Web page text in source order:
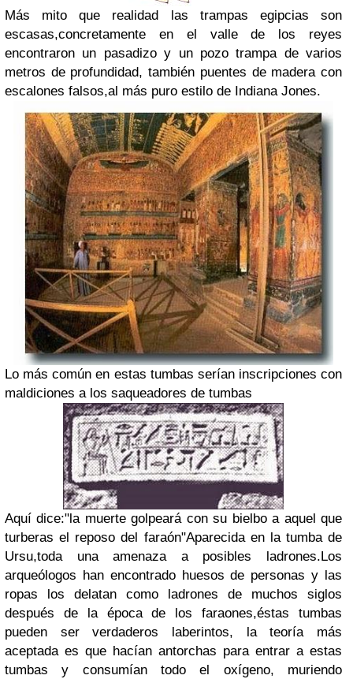
Más mito que realidad las trampas egipcias son
escasas,concretamente en el valle de los reyes
encontraron un pasadizo y un pozo trampa de varios
metros de profundidad, también puentes de madera con
escalones falsos,al más puro estilo de Indiana Jones.
Lo más común en estas tumbas serían inscripciones con
maldiciones a los saqueadores de tumbas
Aquí dice:"la muerte golpeará con su bielbo a aquel que
turberas el reposo del faraón"Aparecida en la tumba de
Ursu,toda una amenaza a posibles ladrones.Los
arqueólogos han encontrado huesos de personas y las
ropas los delatan como ladrones de muchos siglos
después de la época de los faraones,éstas tumbas
pueden ser verdaderos laberintos, la teoría más
aceptada es que hacían antorchas para entrar a estas
tumbas y consumían todo el oxígeno, muriendo